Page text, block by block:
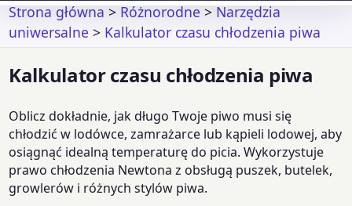
Strona główna>Różnorodne>Narzędzia
uniwersalne > Kalkulator czasu chłodzenia piwa
Kalkulator czasu chłodzenia piwa
Oblicz dokładnie, jak długo Twoje piwo musi się
chłodzić w lodówce, zamrażarce lub kąpieli lodowej, aby
osiągnąć idealną temperaturę do picia. Wykorzystuje
prawo chłodzenia Newtona z obsługą puszek, butelek,
growlerów i różnych stylów piwa.